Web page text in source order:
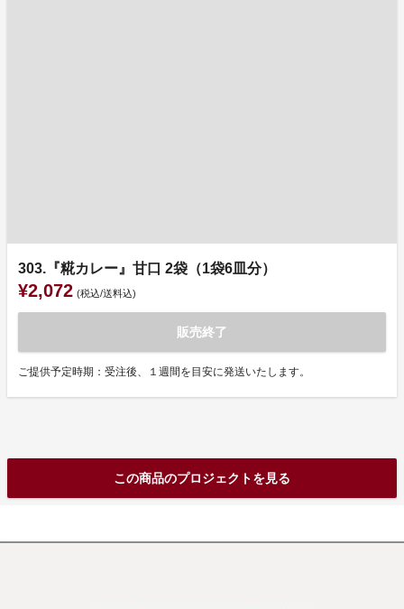
303.『糀カレー』甘口 2袋（1袋6皿分）
¥2,072 (税込/送料込)
販売終了
ご提供予定時期：受注後、１週間を目安に発送いたします。
この商品のプロジェクトを見る